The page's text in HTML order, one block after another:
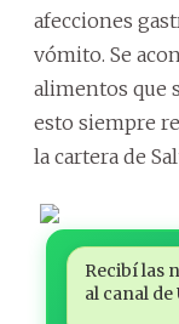
afecciones
vómito. Se
alimentos que
esto siempre
la cartera de
Recibí las
al canal de